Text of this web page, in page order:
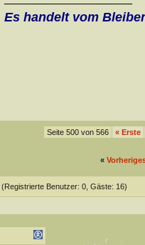
Es handelt vom
Seite 500 von 566 «Erste
«
(Registrierte Benutzer: 0, Gäste: 16)